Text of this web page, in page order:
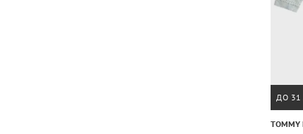
ДО 31
TOMMY